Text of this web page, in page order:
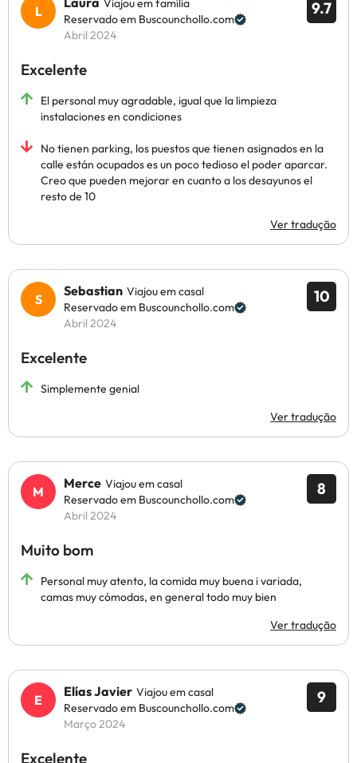
9.7
Viajou em família
Reservado em Buscounchollo.com
Abril 2024
Excelente
El personal muy agradable, igual que la limpieza
instalaciones en condiciones
No tienen parking, los puestos que tienen asignados en la
calle están ocupados es un poco tedioso el poder aparcar.
Creo que pueden mejorar en cuanto a los desayunos el
resto de 10
Ver tradução
10
Sebastian Viajou em casal
Reservado em Buscounchollo.com
Abril 2024
Excelente
Simplemente genial
Ver tradução
8
Merce Viajou em casal
Reservado em Buscounchollo.com
Abril 2024
Muito bom
Personal muy atento, la comida muy buena i variada,
camas muy cómodas, en general todo muy bien
Ver tradução
9
Elías Javier Viajou em casal
Reservado em Buscounchollo.com
Março 2024
Excelente